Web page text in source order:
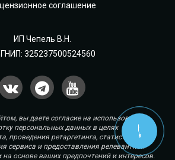
соглашение
ИП Чепель В.Н.
325237500524560
вы даете согласие на использование
персональных данных в целях
проведения ретаргетинга, статистических
сервиса и предоставления релевантной
основе ваших предпочтений и интересов.